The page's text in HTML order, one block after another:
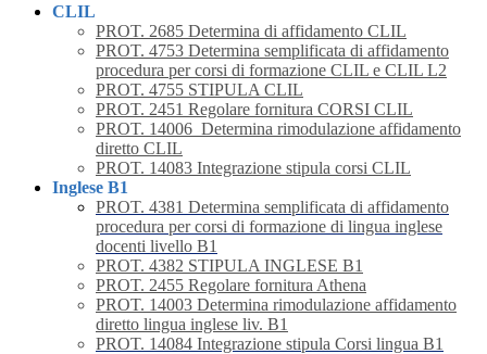
CLIL
PROT. 2685 Determina di affidamento CLIL
PROT. 4753 Determina semplificata di affidamento
procedura per corsi di formazione CLIL e CLIL L2
PROT. 4755 STIPULA CLIL
PROT. 2451 Regolare fornitura CORSI CLIL
PROT. 14006_Determina rimodulazione affidamento
diretto CLIL
PROT. 14083 Integrazione stipula corsi CLIL
Inglese B1
PROT. 4381 Determina semplificata di affidamento
procedura per corsi di formazione di lingua inglese
docenti livello B1
PROT. 4382 STIPULA INGLESE B1
PROT. 2455 Regolare fornitura Athena
PROT. 14003 Determina rimodulazione affidamento
diretto lingua inglese liv. B1
PROT. 14084 Integrazione stipula Corsi lingua B1